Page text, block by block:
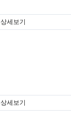
상세보기
상세보기